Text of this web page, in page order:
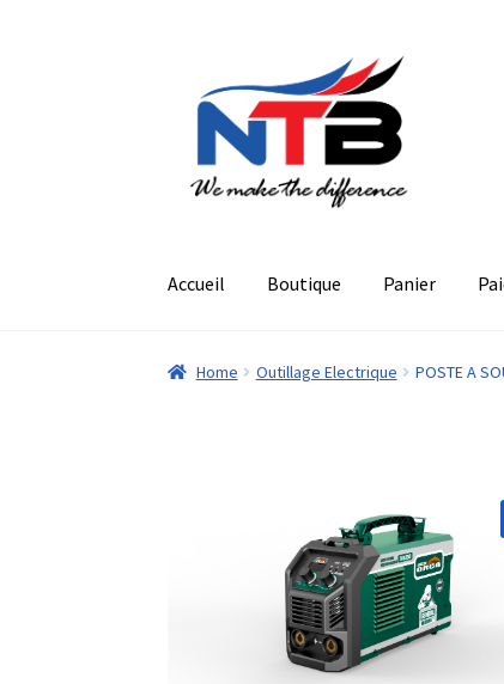
navigation
contenu
Accueil Boutique Panier
Home Outillage Electrique POSTE A